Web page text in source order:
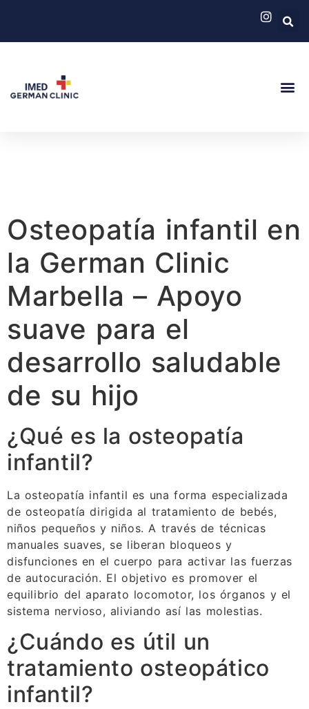
Osteopatía infantil en
la German Clinic
Marbella – Apoyo
suave para el
desarrollo saludable
de su hijo
¿Qué es la osteopatía
infantil?
La osteopatía infantil es una forma especializada
de osteopatía dirigida al tratamiento de bebés,
niños pequeños y niños. A través de técnicas
manuales suaves, se liberan bloqueos y
disfunciones en el cuerpo para activar las fuerzas
de autocuración. El objetivo es promover el
equilibrio del aparato locomotor, los órganos y el
sistema nervioso, aliviando así las molestias.
¿Cuándo es útil un
tratamiento osteopático
infantil?